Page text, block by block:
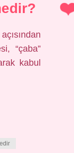
“çaba”
kabul